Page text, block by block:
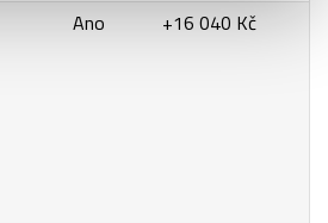
Ano +16 040 Kč